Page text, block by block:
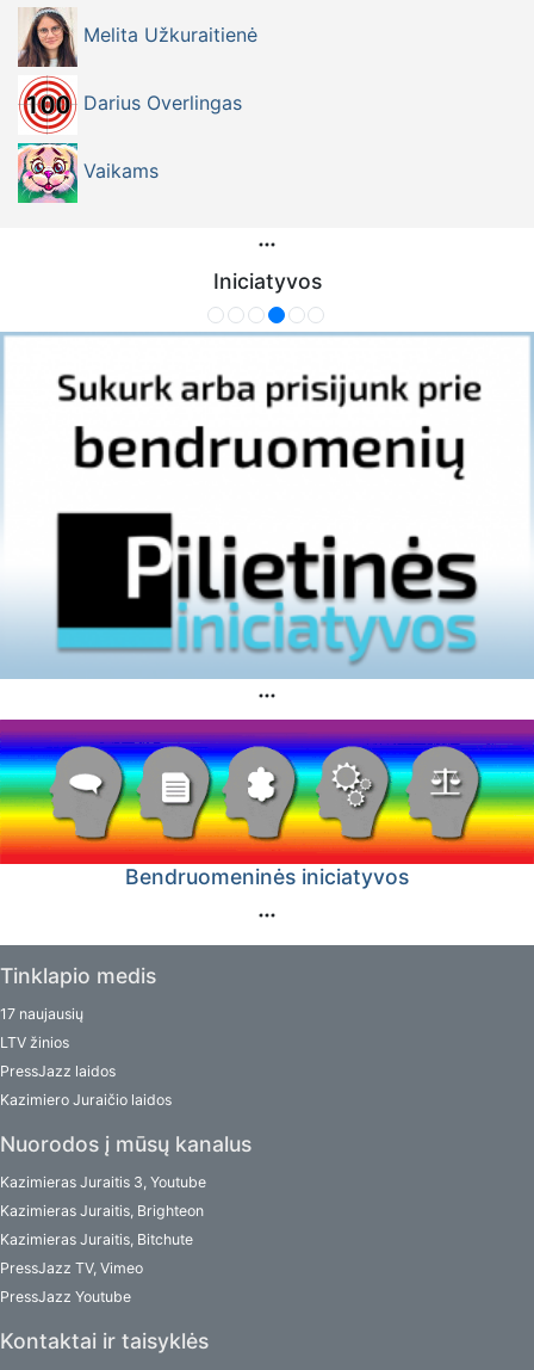
Melita Užkuraitienė
Darius Overlingas
Vaikams
Iniciatyvos
Bendruomeninės iniciatyvos
Tinklapio medis
17 naujausių
LTV žinios
PressJazz laidos
Kazimiero Juraičio laidos
Nuorodos į mūsų kanalus
Kazimieras Juraitis 3, Youtube
Kazimieras Juraitis, Brighteon
Kazimieras Juraitis, Bitchute
PressJazz TV, Vimeo
PressJazz Youtube
Kontaktai ir taisyklės